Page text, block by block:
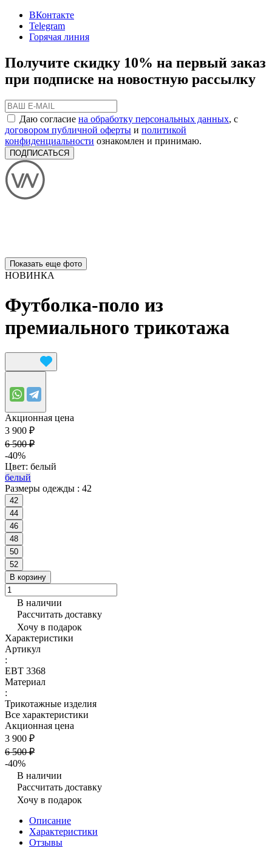
ВКонтакте
Telegram
Горячая линия
Получите скидку 10% на первый заказ
при подписке на новостную рассылку
Даю согласие на обработку персональных данных, с
договором публичной оферты и политикой
конфиденциальности ознакомлен и принимаю.
ПОДПИСАТЬСЯ
Показать еще фото
НОВИНКА
Футболка-поло из
премиального трикотажа
Акционная цена
3 900 ₽
6 500 ₽
-40%
Цвет: белый
белый
Размеры одежды : 42
42
44
46
48
50
52
В корзину
В наличии
Рассчитать доставку
Хочу в подарок
Характеристики
Артикул
:
ЕВТ 3368
Материал
:
Трикотажные изделия
Все характеристики
Акционная цена
3 900 ₽
6 500 ₽
-40%
В наличии
Рассчитать доставку
Хочу в подарок
Описание
Характеристики
Отзывы